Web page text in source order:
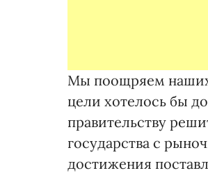
Мы поощряем наших
цели хотелось бы
правительству
государства с
достижения